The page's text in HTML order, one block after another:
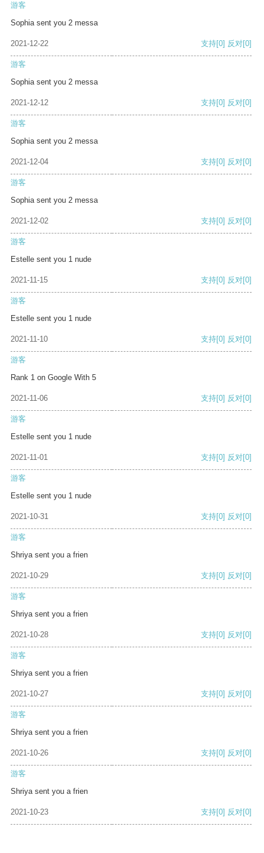
游客
Sophia sent you 2 messa
2021-12-22 支持[0] 反对[0]
游客
Sophia sent you 2 messa
2021-12-12 支持[0] 反对[0]
游客
Sophia sent you 2 messa
2021-12-04 支持[0] 反对[0]
游客
Sophia sent you 2 messa
2021-12-02 支持[0] 反对[0]
游客
Estelle sent you 1 nude
2021-11-15 支持[0] 反对[0]
游客
Estelle sent you 1 nude
2021-11-10 支持[0] 反对[0]
游客
Rank 1 on Google With 5
2021-11-06 支持[0] 反对[0]
游客
Estelle sent you 1 nude
2021-11-01 支持[0] 反对[0]
游客
Estelle sent you 1 nude
2021-10-31 支持[0] 反对[0]
游客
Shriya sent you a frien
2021-10-29 支持[0] 反对[0]
游客
Shriya sent you a frien
2021-10-28 支持[0] 反对[0]
游客
Shriya sent you a frien
2021-10-27 支持[0] 反对[0]
游客
Shriya sent you a frien
2021-10-26 支持[0] 反对[0]
游客
Shriya sent you a frien
2021-10-23 支持[0] 反对[0]